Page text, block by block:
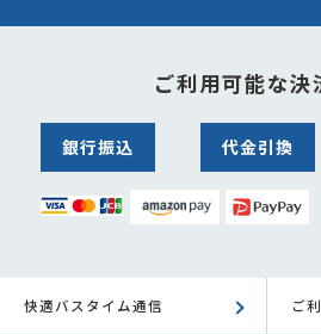
ご利用可能な決
銀行振込 代金引換
快適バスタイム通信 ご